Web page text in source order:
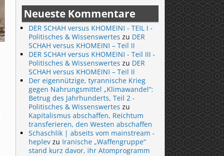
Neueste Kommentare
DER SCHAH versus KHOMEINI - TEIL I -
Politisches & Wissenswertes zu DER
SCHAH versus KHOMEINI – Teil II
DER SCHAH versus KHOMEINI - Teil III -
Politisches & Wissenswertes zu DER
SCHAH versus KHOMEINI – Teil II
Der eigennützige, tyrannische Krieg
gegen Nahrungsmittel „Klimawandel“:
Betrug des Jahrhunderts, Teil 2 -
Politisches & Wissenswertes zu
Kapitalismus abschaffen, Reichtum
transferieren, den Westen abschaffen
Schaschlik | abseits vom mainstream -
heplev zu Iranische „Waffengruppe“
stand kurz davor, ihr Atomprogramm